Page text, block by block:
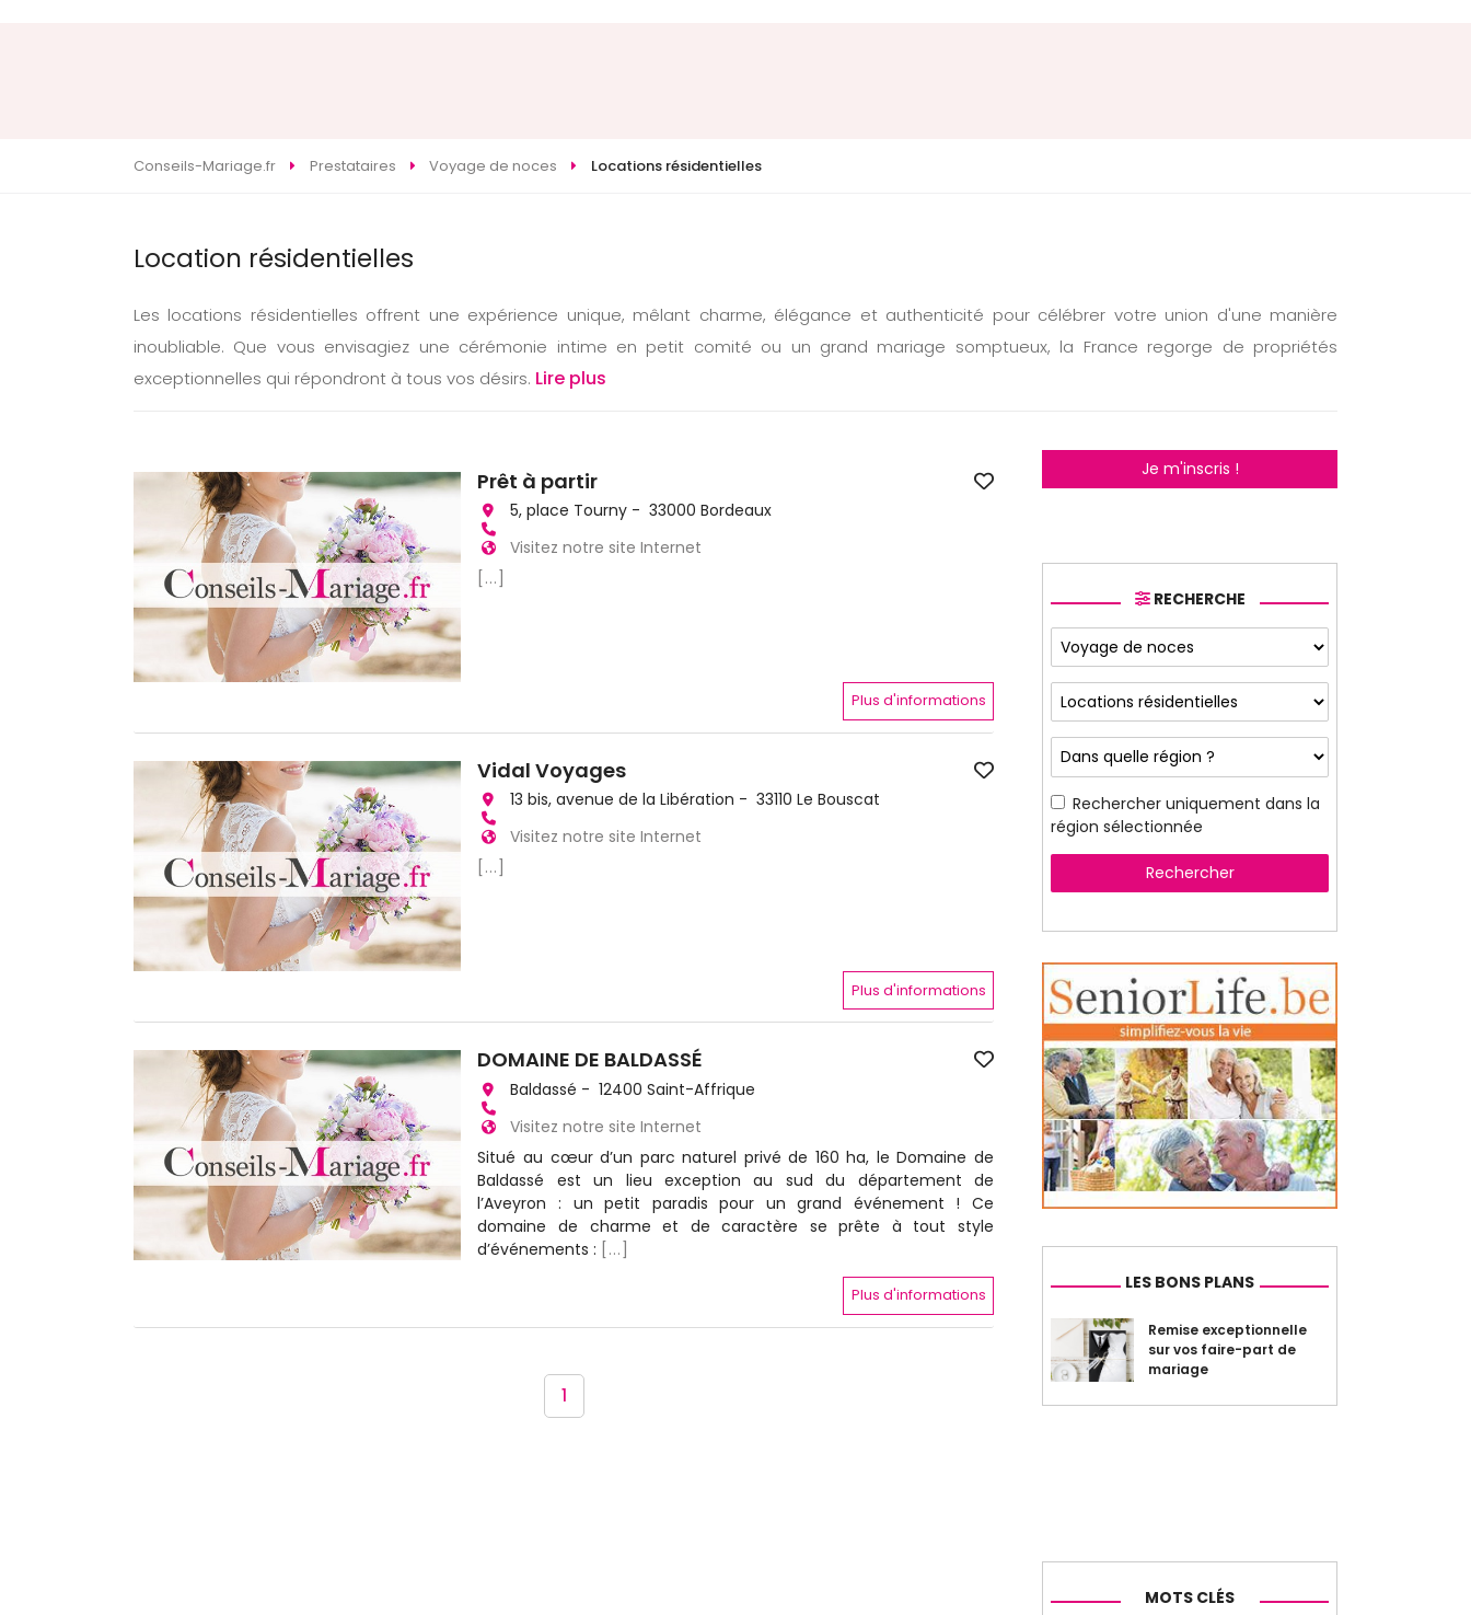
Conseils-Mariage.fr Prestataires Voyage de noces Locations résidentielles
Location résidentielles
Les locations résidentielles offrent une expérience unique, mêlant charme, élégance et authenticité pour célébrer votre union d'une manière
inoubliable. Que vous envisagiez une cérémonie intime en petit comité ou un grand mariage somptueux, la France regorge de propriétés
exceptionnelles qui répondront à tous vos désirs. Lire plus
Prêt à partir
5, place Tourny - 33000 Bordeaux
Visitez notre site Internet
[...]
Plus d'informations
Vidal Voyages
13 bis, avenue de la Libération - 33110 Le Bouscat
Visitez notre site Internet
[...]
Plus d'informations
DOMAINE DE BALDASSÉ
Baldassé - 12400 Saint-Affrique
Visitez notre site Internet
Situé au cœur d’un parc naturel privé de 160 ha, le Domaine de
Baldassé est un lieu exception au sud du département de
l’Aveyron : un petit paradis pour un grand événement ! Ce
domaine de charme et de caractère se prête à tout style
d’événements : [...]
Plus d'informations
1
Je m'inscris !
RECHERCHE
Rechercher uniquement dans la
région sélectionnée
Rechercher
LES BONS PLANS
Remise exceptionnelle
sur vos faire-part de
mariage
MOTS CLÉS